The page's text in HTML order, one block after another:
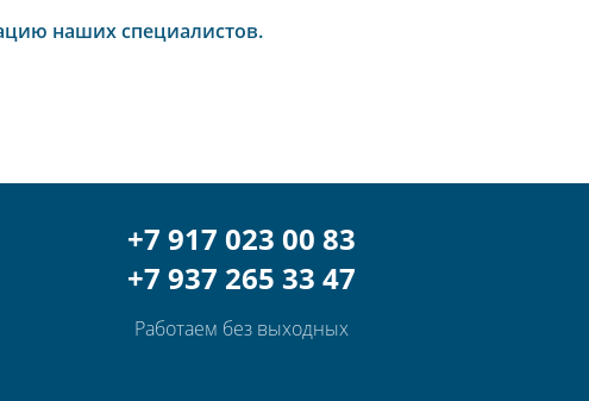
наших специалистов.
+7 917 023 00 83
+7 937 265 33 47
Работаем без выходных